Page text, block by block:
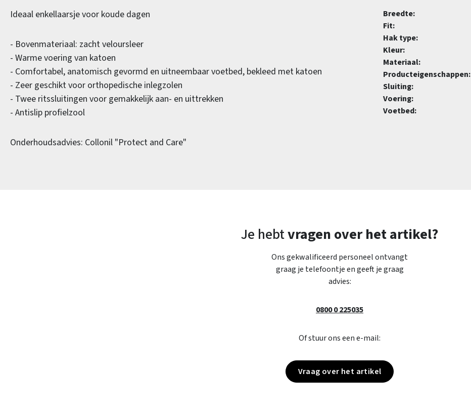
Ideaal enkellaarsje voor koude dagen
- Bovenmateriaal: zacht veloursleer
- Warme voering van katoen
- Comfortabel, anatomisch gevormd en uitneembaar voetbed, bekleed met katoen
- Zeer geschikt voor orthopedische inlegzolen
- Twee ritssluitingen voor gemakkelijk aan- en uittrekken
- Antislip profielzool
Onderhoudsadvies: Collonil "Protect and Care"
Breedte:
Fit:
Hak type:
Kleur:
Materiaal:
Producteigenschappen:
Sluiting:
Voering:
Voetbed:
Je hebtvragen over het artikel?
Ons gekwalificeerd personeel ontvangt
graag je telefoontje en geeft je graag
advies:
0800 0 225035
Of stuur ons een e-mail:
Vraag over het artikel